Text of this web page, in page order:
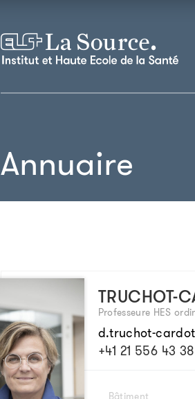
Annuaire
TRUCHOT-
Professeure HES
d.truchot-
+41 21 556 43 38
Bâtiment